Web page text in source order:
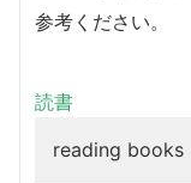
参考ください。
読書
reading books